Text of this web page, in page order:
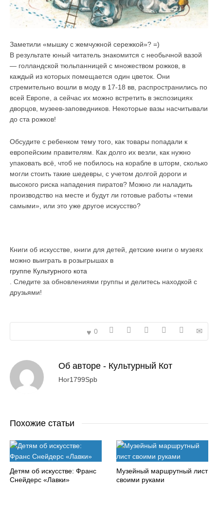
Заметили «мышку с жемчужной сережкой»? =)
В результате юный читатель знакомится с необычной вазой
— голландской тюльпанницей с множеством рожков, в
каждый из которых помещается один цветок. Они
стремительно вошли в моду в 17-18 вв, распространились по
всей Европе, а сейчас их можно встретить в экспозициях
дворцов, музеев-заповедников. Некоторые вазы насчитывали
до ста рожков!
Обсудите с ребенком тему того, как товары попадали к
европейским правителям. Как долго их везли, как нужно
упаковать всё, чтоб не побилось на корабле в шторм, сколько
могли стоить такие шедевры, с учетом долгой дороги и
высокого риска нападения пиратов? Можно ли наладить
производство на месте и будут ли готовые работы «теми
самыми», или это уже другое искусство?
Книги об искусстве, книги для детей, детские книги о музеях
можно выиграть в розыгрышах в
группе Культурного кота
. Следите за обновлениями группы и делитесь находкой с
друзьями!
0
Об авторе - Культурный Кот
Hor1799Spb
Похожие статьи
Детям об искусстве: Франс
Снейдерс «Лавки»
Музейный маршрутный лист
своими руками